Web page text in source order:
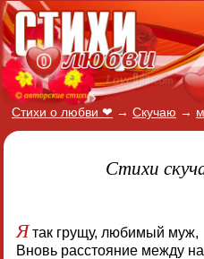
Стихи о любви ❤ → Скучаю →
Стихи
Ятак грущу, любимый муж,
Вновь расстояние между